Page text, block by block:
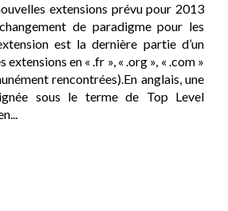
extensions prévu pour 2013
de paradigme pour les
est la dernière partie d’un
en « .fr », « .org », « .com »
rencontrées).En anglais, une
sous le terme de Top Level